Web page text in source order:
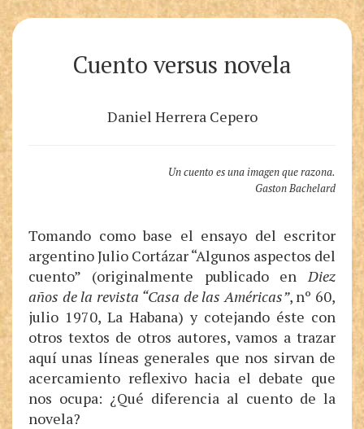
Cuento versus novela
Daniel Herrera Cepero
Un cuento es una imagen que razona.
Gaston Bachelard
Tomando como base el ensayo del escritor
argentino Julio Cortázar “Algunos aspectos del
cuento” (originalmente publicado enDiez
años de la revista “Casa de las Américas”, nº 60,
julio 1970, La Habana) y cotejando éste con
otros textos de otros autores, vamos a trazar
aquí unas líneas generales que nos sirvan de
acercamiento reflexivo hacia el debate que
nos ocupa: ¿Qué diferencia al cuento de la
novela?